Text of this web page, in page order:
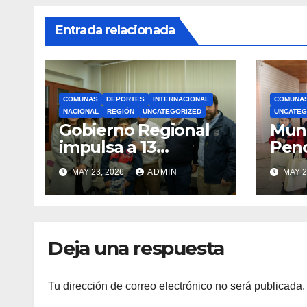
Entrada relacionada
COMUNAS DEPORTES
INTERNACIONAL
NACIONAL
REGIÓN UNCATEGORIZED
Gobierno Regional
impulsa a 13
deportistas que
llevarán la bandera
maulina a
MAY 23, 2026 ADMIN MAY
Deja una respuesta
Tu dirección de correo electrónico no será publicada.